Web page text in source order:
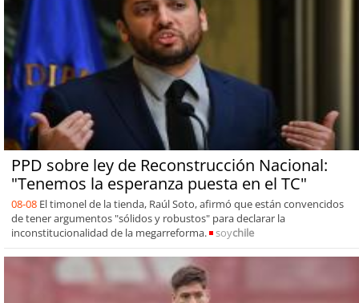
PPD sobre ley de Reconstrucción Nacional:
"Tenemos la esperanza puesta en el TC"
08-08 El timonel de la tienda, Raúl Soto, afirmó que están convencidos
de tener argumentos "sólidos y robustos" para declarar la
inconstitucionalidad de la megarreforma.
soychile